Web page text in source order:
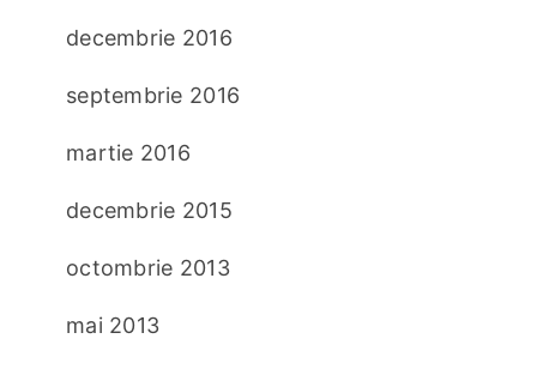
decembrie 2016
septembrie 2016
martie 2016
decembrie 2015
octombrie 2013
mai 2013